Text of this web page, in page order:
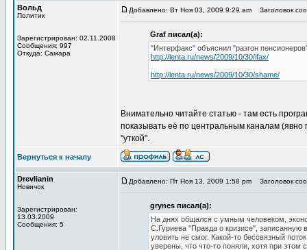
Вольд
Политик
Зарегистрирован: 02.11.2008
Сообщения: 997
Откуда: Самара
Добавлено: Вт Ноя 03, 2009 9:29 am Заголовок
Graf писал(а):
"Интерфакс" объяснил "разгон
http://lenta.ru/news/2009/10/30/ifax/
http://lenta.ru/news/2009/10/30/shame/
Внимательно читайте статью - там есть
показывать её по центральным каналам
"уткой".
Вернуться к началу
Drevlianin
Новичок
Зарегистрирован:
13.03.2009
Сообщения: 5
Добавлено: Пт Ноя 13, 2009 1:58 pm Заголовок
grynes писал(а):
На днях общался с умным человеком,
С.Гуриева "Правда о кризисе", записанную
уловить не смог. Какой-то бессвязный
уверены, что что-то поняли, хотя при этом